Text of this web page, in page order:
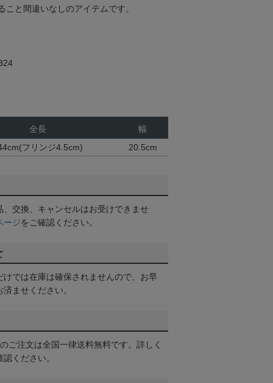
こと間違いなしのアイテムです。
全長
幅
フリンジ4.5cm)
20.5cm
交換、キャンセルはお受けできませ
ージをご確認ください。
けでは在庫は確保されませんので、お早
ませください。
ご注文は全国一律送料無料です。詳しく
認ください。